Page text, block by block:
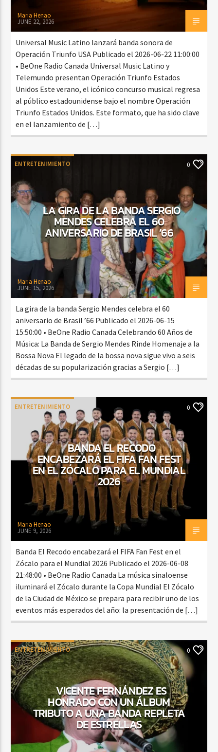
Maria Henao
JUNE 22, 2026
Universal Music Latino lanzará banda sonora de
Operación Triunfo USA Publicado el 2026-06-22 11:00:00
• BeOne Radio Canada Universal Music Latino y
Telemundo presentan Operación Triunfo Estados
Unidos Este verano, el icónico concurso musical regresa
al público estadounidense bajo el nombre Operación
Triunfo Estados Unidos. Este formato, que ha sido clave
en el lanzamiento de […]
ENTRETENIMIENTO 0
LA GIRA DE LA BANDA SERGIO
MENDES CELEBRA EL 60
ANIVERSARIO DE BRASIL ’66
Maria Henao
JUNE 15, 2026
La gira de la banda Sergio Mendes celebra el 60
aniversario de Brasil ’66 Publicado el 2026-06-15
15:50:00 • BeOne Radio Canada Celebrando 60 Años de
Música: La Banda de Sergio Mendes Rinde Homenaje a la
Bossa Nova El legado de la bossa nova sigue vivo a seis
décadas de su popularización gracias a Sergio […]
ENTRETENIMIENTO 0
BANDA EL RECODO
ENCABEZARÁ EL FIFA FAN FEST
EN EL ZÓCALO PARA EL MUNDIAL
2026
Maria Henao
JUNE 9, 2026
Banda El Recodo encabezará el FIFA Fan Fest en el
Zócalo para el Mundial 2026 Publicado el 2026-06-08
21:48:00 • BeOne Radio Canada La música sinaloense
iluminará el Zócalo durante la Copa Mundial El Zócalo
de la Ciudad de México se prepara para recibir uno de los
eventos más esperados del año: la presentación de […]
ENTRETENIMIENTO 0
VICENTE FERNÁNDEZ ES
HONRADO CON UN ÁLBUM
TRIBUTO A UNA BANDA REPLETA
DE ESTRELLAS